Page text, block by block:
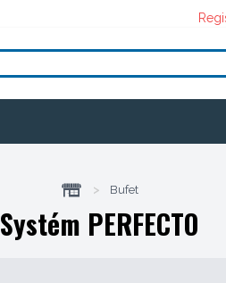
> Bufet
Systém PERFECTO